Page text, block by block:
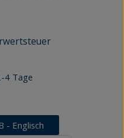
4 Tage
- Englisch